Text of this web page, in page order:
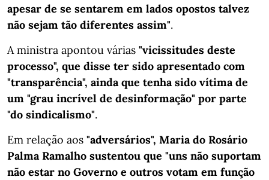
apesar de se sentarem em lados opostos talvez
não sejam tão diferentes assim".
A ministra apontou várias "vicissitudes deste
processo", que disse ter sido apresentado com
"transparência", ainda que tenha sido vítima de
um "grau incrível de desinformação" por parte
"do sindicalismo".
Em relação aos "adversários", Maria do Rosário
Palma Ramalho sustentou que "uns não suportam
não estar no Governo e outros votam em função